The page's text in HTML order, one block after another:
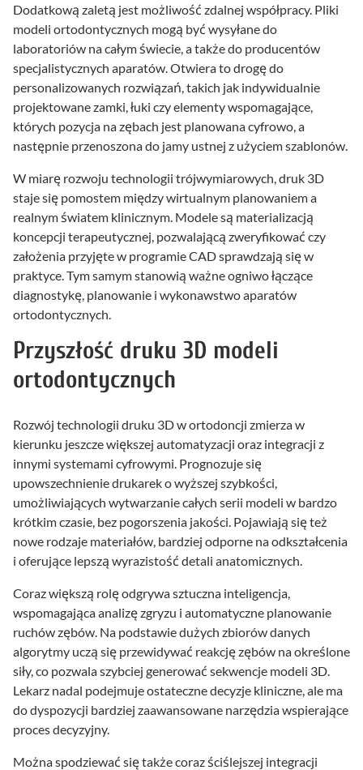
Dodatkową zaletą jest możliwość zdalnej współpracy. Pliki
modeli ortodontycznych mogą być wysyłane do
laboratoriów na całym świecie, a także do producentów
specjalistycznych aparatów. Otwiera to drogę do
personalizowanych rozwiązań, takich jak indywidualnie
projektowane zamki, łuki czy elementy wspomagające,
których pozycja na zębach jest planowana cyfrowo, a
następnie przenoszona do jamy ustnej z użyciem szablonów.
W miarę rozwoju technologii trójwymiarowych, druk 3D
staje się pomostem między wirtualnym planowaniem a
realnym światem klinicznym. Modele są materializacją
koncepcji terapeutycznej, pozwalającą zweryfikować czy
założenia przyjęte w programie CAD sprawdzają się w
praktyce. Tym samym stanowią ważne ogniwo łączące
diagnostykę, planowanie i wykonawstwo aparatów
ortodontycznych.
Przyszłość druku 3D modeli
ortodontycznych
Rozwój technologii druku 3D w ortodoncji zmierza w
kierunku jeszcze większej automatyzacji oraz integracji z
innymi systemami cyfrowymi. Prognozuje się
upowszechnienie drukarek o wyższej szybkości,
umożliwiających wytwarzanie całych serii modeli w bardzo
krótkim czasie, bez pogorszenia jakości. Pojawiają się też
nowe rodzaje materiałów, bardziej odporne na odkształcenia
i oferujące lepszą wyrazistość detali anatomicznych.
Coraz większą rolę odgrywa sztuczna inteligencja,
wspomagająca analizę zgryzu i automatyczne planowanie
ruchów zębów. Na podstawie dużych zbiorów danych
algorytmy uczą się przewidywać reakcję zębów na określone
siły, co pozwala szybciej generować sekwencje modeli 3D.
Lekarz nadal podejmuje ostateczne decyzje kliniczne, ale ma
do dyspozycji bardziej zaawansowane narzędzia wspierające
proces decyzyjny.
Można spodziewać się także coraz ściślejszej integracji